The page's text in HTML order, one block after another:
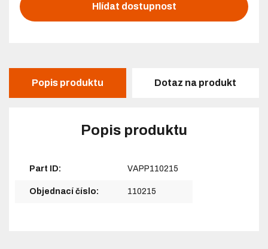
Hlídat dostupnost
Popis produktu Dotaz na produkt
Popis produktu
Part ID: VAPP110215
Objednací číslo: 110215